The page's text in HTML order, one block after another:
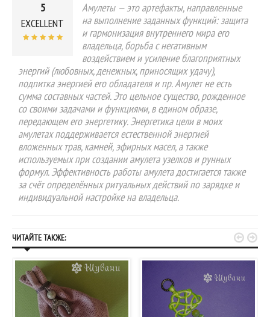
5
EXCELLENT
Амулеты — это артефакты, направленные
на выполнение заданных функций: защита
и гармонизация внутреннего мира его
владельца, борьба с негативным
воздействием и усиление благоприятных
энергий (любовных, денежных, приносящих удачу),
подпитка энергией его обладателя и пр. Амулет не есть
сумма составных частей. Это цельное существо, рожденное
со своими задачами и функциями, в едином образе,
передающем его энергетику. Энергетика цели в моих
амулетах поддерживается естественной энергией
вложенных трав, камней, эфирных масел, а также
используемых при создании амулета узелков и рунных
формул. Эффективность работы амулета достигается также
за счёт определённых ритуальных действий по зарядке и
индивидуальной настройке на владельца.
ЧИТАЙТЕ ТАКЖЕ:  